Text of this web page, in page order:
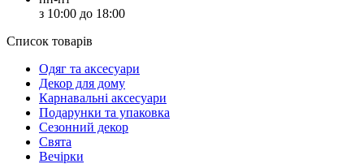
з 10:00 до 18:00
Список товарів
Oдяг та аксесуари
Декор для дому
Карнавальні аксесуари
Подарунки та упаковка
Сезонний декор
Свята
Вечірки